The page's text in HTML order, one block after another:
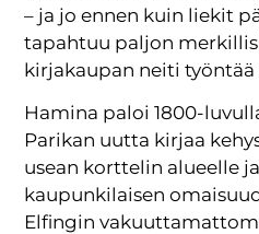
– ja jo ennen kuin liekit
tapahtuu paljon
kirjakaupan neiti työntää
Hamina paloi 1800-
Parikan uutta kirjaa
usean korttelin alueelle
kaupunkilaisen
Elfingin